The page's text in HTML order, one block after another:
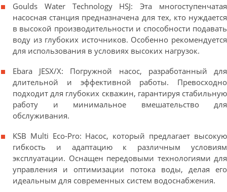
Goulds Water Technology HSJ: Эта многоступенчатая
насосная станция предназначена для тех, кто нуждается
в высокой производительности и способности подавать
воду из глубоких источников. Особенно рекомендуется
для использования в условиях высоких нагрузок.
Ebara JESX/X: Погружной насос, разработанный для
длительной и эффективной работы. Превосходно
подходит для глубоких скважин, гарантируя стабильную
работу и минимальное вмешательство для
обслуживания.
KSB Multi Eco-Pro: Насос, который предлагает высокую
гибкость и адаптацию к различным условиям
эксплуатации. Оснащен передовыми технологиями для
управления и оптимизации потока воды, делая его
идеальным для современных систем водоснабжения.